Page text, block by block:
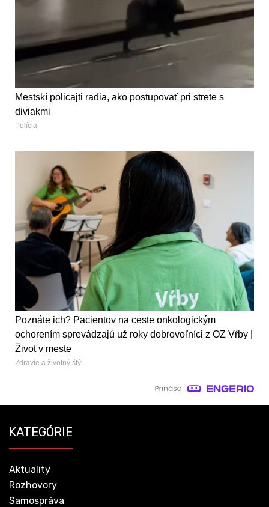
Mestskí policajti radia, ako postupovať pri strete s
diviakmi
Polícia
Poznáte ich? Pacientov na ceste onkologickým
ochorením sprevádzajú už roky dobrovoľníci z OZ Vŕby |
Život v meste
Zdravie a životný štýl
KATEGÓRIE
Aktuality
Rozhovory
Samospráva